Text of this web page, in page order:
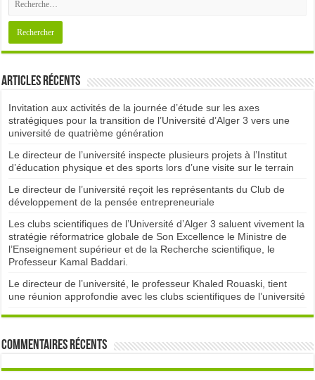
Articles récents
Invitation aux activités de la journée d’étude sur les axes
stratégiques pour la transition de l’Université d’Alger 3 vers une
université de quatrième génération
Le directeur de l’université inspecte plusieurs projets à l’Institut
d’éducation physique et des sports lors d’une visite sur le terrain
Le directeur de l’université reçoit les représentants du Club de
développement de la pensée entrepreneuriale
Les clubs scientifiques de l’Université d’Alger 3 saluent vivement la
stratégie réformatrice globale de Son Excellence le Ministre de
l’Enseignement supérieur et de la Recherche scientifique, le
Professeur Kamal Baddari.
Le directeur de l’université, le professeur Khaled Rouaski, tient
une réunion approfondie avec les clubs scientifiques de l’université
Commentaires récents